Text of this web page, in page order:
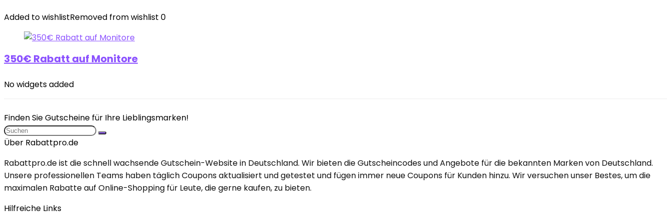
Added to wishlistRemoved from wishlist 0
350€ Rabatt auf Monitore
No widgets added
Finden Sie Gutscheine für Ihre Lieblingsmarken!
Über Rabattpro.de
Rabattpro.de ist die schnell wachsende Gutschein-Website in Deutschland. Wir bieten die Gutscheincodes und Angebote für die bekannten Marken von Deutschland.
Unsere professionellen Teams haben täglich Coupons aktualisiert und getestet und fügen immer neue Coupons für Kunden hinzu. Wir versuchen unser Bestes, um die
maximalen Rabatte auf Online-Shopping für Leute, die gerne kaufen, zu bieten.
Hilfreiche Links